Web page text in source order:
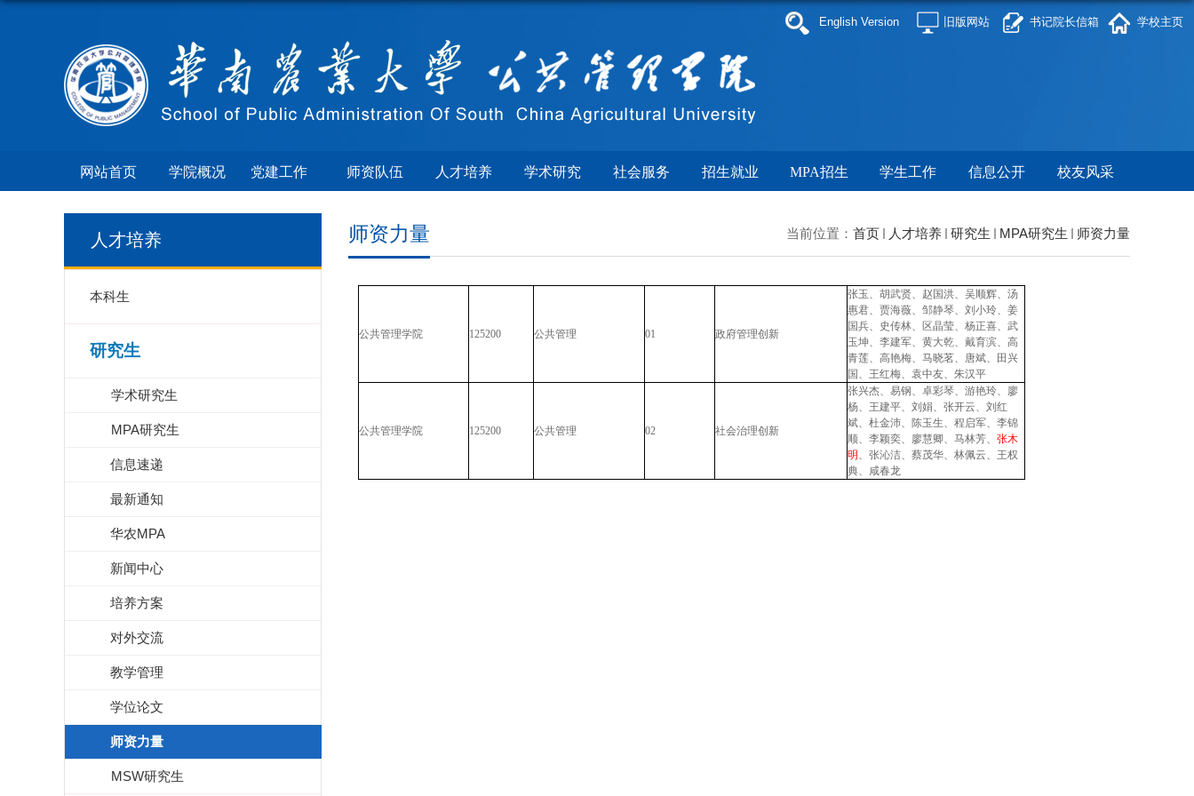
English Version 旧版网站 书记院长信箱 学校主页
网站首页 学院概况 党建工作 师资队伍 人才培养 学术研究 社会服务 招生就业 MPA招生 学生工作 信息公开 校友风采
人才培养
本科生
研究生
学术研究生
MPA研究生
信息速递
最新通知
华农MPA
新闻中心
培养方案
对外交流
教学管理
学位论文
师资力量
MSW研究生
当前位置： 首页 人才培养 研究生 MPA研究生 师资力量
师资力量
公共管理学院 125200 公共管理 01 政府管理创新
张玉、 胡武贤、 赵国洪、 吴顺辉、 汤
惠君、 贾海薇、 邹静琴、 刘小玲、 姜
国兵、 史传林、 区晶莹、 杨正喜、 武
玉坤、 李建军、黄大乾、戴育滨、 高
青莲、 高艳梅、 马晓茗、 唐斌、田兴
国、 王红梅、 袁中友、 朱汉平
公共管理学院 125200 公共管理 02 社会治理创新
张兴杰、 易钢、 卓彩琴、 游艳玲、 廖
杨、 王建平、 刘娟、 张开云、 刘红
斌、杜金沛、 陈玉生、 程启军、 李锦
顺、 李颖奕、 廖慧卿、 马林芳、 张木
明 、 张沁洁、蔡茂华、林佩云、 王权
典、咸春龙